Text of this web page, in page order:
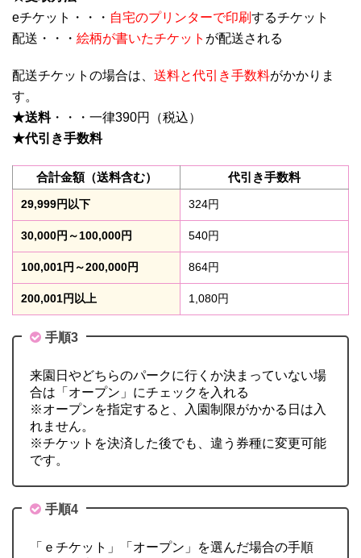
eチケット・・・ 自宅のプリンターで印刷するチケット
配送・・・ 絵柄が書いたチケット が配送される
配送チケットの場合は、 送料と代引き手数料がかかりま
す。
★送料・・・一律390円（税込）
★代引き手数料
合計金額（送料含む） 代引き手数料
29,999円以下 324円
30,000円～100,000円 540円
100,001円～200,000円 864円
200,001円以上 1,080円
手順3
来園日やどちらのパークに行くか決まっていない場
合は「オープン」にチェックを入れる
※オープンを指定すると、入園制限がかかる日は入
れません。
※チケットを決済した後でも、違う券種に変更可能
です。
手順4
「ｅチケット」「オープン」を選んだ場合の手順